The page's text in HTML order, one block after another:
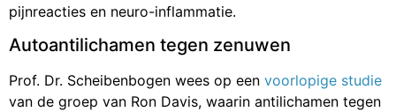
pijnreacties en neuro-inflammatie.
Autoantilichamen tegen zenuwen
Prof. Dr. Scheibenbogen wees op een voorlopige studie
van de groep van Ron Davis, waarin antilichamen tegen